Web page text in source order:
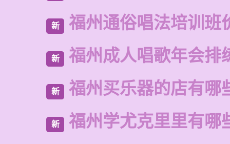
新 福州通俗唱法培训班
新 福州成人唱歌年会排
新 福州买乐器的店有哪
新 福州学尤克里里有哪